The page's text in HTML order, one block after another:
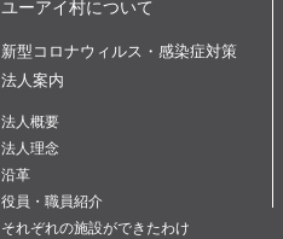
ユーアイ村について
新型コロナウィルス・感染症対策
法人案内
法人概要
法人理念
沿革
役員・職員紹介
それぞれの施設ができたわけ